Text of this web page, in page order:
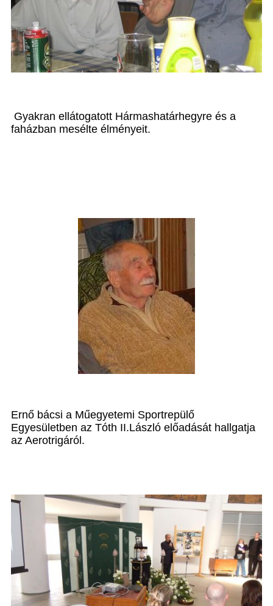
Gyakran ellátogatott Hármashatárhegyre és a
faházban mesélte élményeit.
Ernő bácsi a Műegyetemi Sportrepülő
Egyesületben az Tóth II.László előadását hallgatja
az Aerotrigáról.